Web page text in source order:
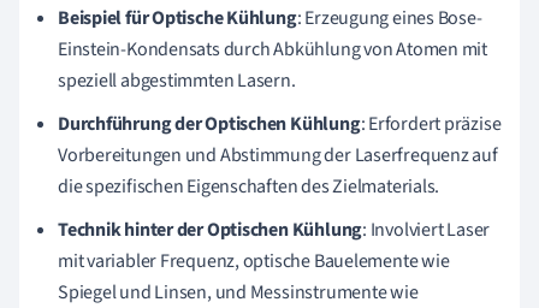
Beispiel für Optische Kühlung: Erzeugung eines Bose-
Einstein-Kondensats durch Abkühlung von Atomen mit
speziell abgestimmten Lasern.
Durchführung der Optischen Kühlung: Erfordert präzise
Vorbereitungen und Abstimmung der Laserfrequenz auf
die spezifischen Eigenschaften des Zielmaterials.
Technik hinter der Optischen Kühlung: Involviert Laser
mit variabler Frequenz, optische Bauelemente wie
Spiegel und Linsen, und Messinstrumente wie